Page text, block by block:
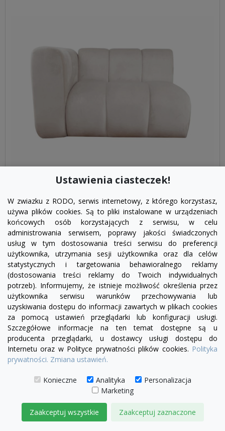
Fotel Serena bez boku | sofa modułowa - element
prosty SL/SP
1 780,00 zł
DODAJ DO KOSZYKA
Ustawienia ciasteczek!
W zwiazku z RODO, serwis internetowy, z którego korzystasz,
używa plików cookies. Są to pliki instalowane w urządzeniach
końcowych osób korzystających z serwisu, w celu
administrowania serwisem, poprawy jakości świadczonych
usług w tym dostosowania treści serwisu do preferencji
użytkownika, utrzymania sesji użytkownika oraz dla celów
statystycznych i targetowania behawioralnego reklamy
(dostosowania treści reklamy do Twoich indywidualnych
potrzeb). Informujemy, że istnieje możliwość określenia przez
użytkownika serwisu warunków przechowywania lub
uzyskiwania dostępu do informacji zawartych w plikach cookies
za pomocą ustawień przeglądarki lub konfiguracji usługi.
Szczegółowe informacje na ten temat dostępne są u
producenta przeglądarki, u dostawcy usługi dostępu do
Internetu oraz w Polityce prywatności plików cookies. Polityka
prywatności. Zmiana ustawień.
Konieczne Analityka
Personalizacja
Marketing
Zaakceptuj wszystkie Zaakceptuj zaznaczone